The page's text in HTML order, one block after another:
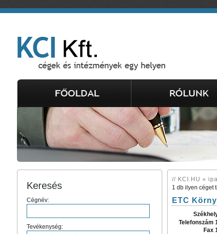
Keresés
Cégnév:
Tevékenység:
// KCI.HU «
1 db ilyen céget
ETC
Telefonszám
Fax